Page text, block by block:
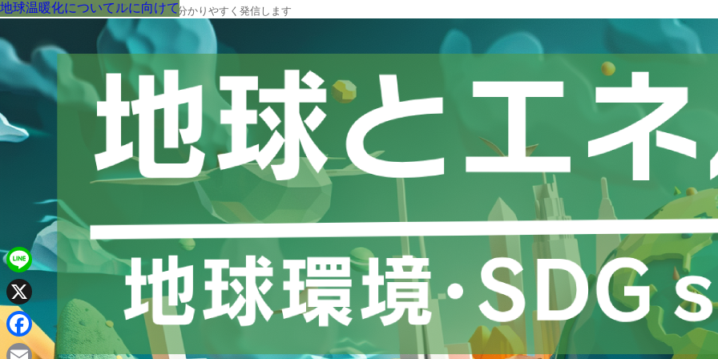
地球の今と未来に役立つ環境情報を、分かりやすく発信します
地球環境を守るために
SDGsと暮らし
サステナビリティのために
地球環境を守るために
カーボンニュートラルに向けて
地球環境を守るために
地球環境を守るために
地球環境を守るために
カーボンニュートラルに向けて
地球温暖化について
地球温暖化について
Line
X
Facebook